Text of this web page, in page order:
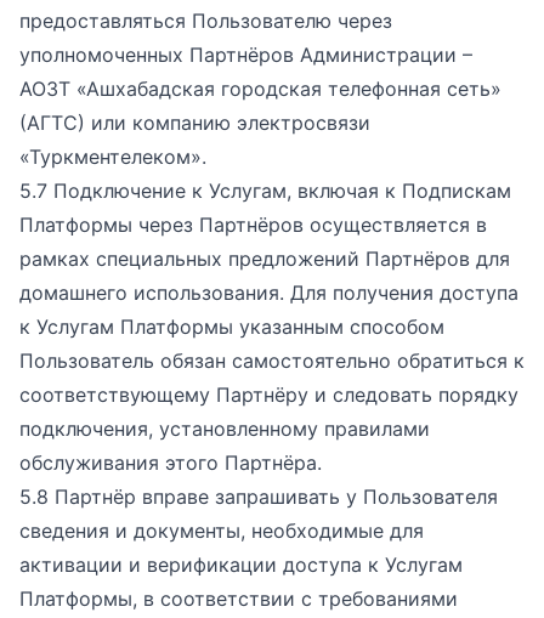
предоставляться Пользователю через
уполномоченных Партнёров Администрации –
АОЗТ «Ашхабадская городская телефонная сеть»
(АГТС) или компанию электросвязи
«Туркментелеком».
5.7 Подключение к Услугам, включая к Подпискам
Платформы через Партнёров осуществляется в
рамках специальных предложений Партнёров для
домашнего использования. Для получения доступа
к Услугам Платформы указанным способом
Пользователь обязан самостоятельно обратиться к
соответствующему Партнёру и следовать порядку
подключения, установленному правилами
обслуживания этого Партнёра.
5.8 Партнёр вправе запрашивать у Пользователя
сведения и документы, необходимые для
активации и верификации доступа к Услугам
Платформы, в соответствии с требованиями